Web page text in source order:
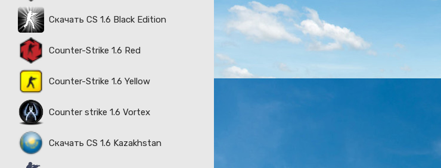
Скачать CS 1.6 Black Edition
Counter-Strike 1.6 Red
Counter-Strike 1.6 Yellow
Counter strike 1.6 Vortex
Скачать CS 1.6 Kazakhstan